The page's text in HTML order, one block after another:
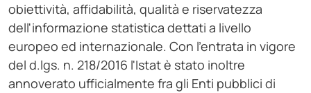
obiettività, affidabilità, qualità e riservatezza
dell'informazione statistica dettati a livello
europeo ed internazionale. Con l'entrata in vigore
del d.lgs. n. 218/2016 l'Istat è stato inoltre
annoverato ufficialmente fra gli Enti pubblici di